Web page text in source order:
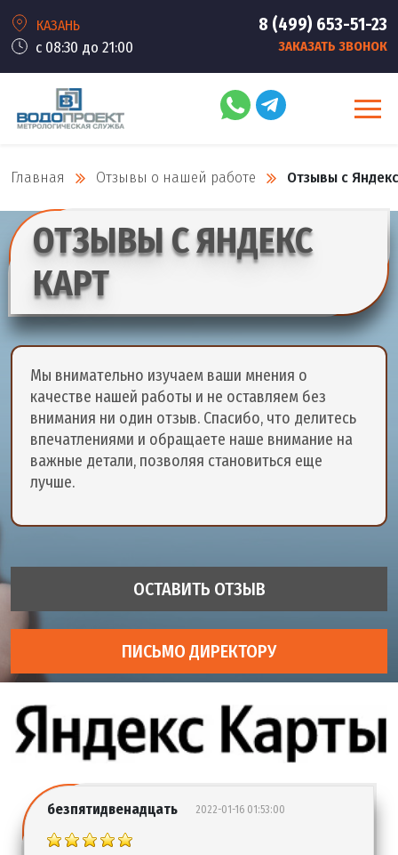
КАЗАНЬ
с 08:30 до 21:00
8 (499) 653-51-23
ЗАКАЗАТЬ ЗВОНОК
Главная Отзывы о нашей работе Отзывы с
ОТЗЫВЫ С ЯНДЕКС
КАРТ
Мы внимательно изучаем ваши мнения о
качестве нашей работы и не оставляем без
внимания ни один отзыв. Спасибо, что делитесь
впечатлениями и обращаете наше внимание на
важные детали, позволяя становиться еще
лучше.
ОСТАВИТЬ ОТЗЫВ
ПИСЬМО ДИРЕКТОРУ
безпятидвенадцать 2022-01-16 01:53:00